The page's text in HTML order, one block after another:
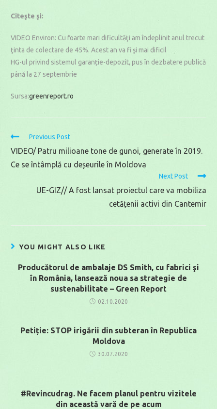
Citeşte şi:
VIDEO Environ: Cu foarte mari dificultăţi am îndeplinit anul trecut
ţinta de colectare de 45%. Acest an va fi şi mai dificil
HG-ul privind sistemul garanție-depozit, pus în dezbatere publică
până la 27 septembrie
Sursa:greenreport.ro
Read
more
articles
Previous Post
VIDEO/ Patru milioane tone de gunoi, generate în 2019.
Ce se întâmplă cu deșeurile în Moldova
Next Post
UE-GIZ// A fost lansat proiectul care va mobiliza
cetățenii activi din Cantemir
YOU MIGHT ALSO LIKE
Producătorul de ambalaje DS Smith, cu fabrici şi
în România, lansează noua sa strategie de
sustenabilitate – Green Report
02.10.2020
Petiție: STOP irigării din subteran în Republica
Moldova
30.07.2020
#Revincudrag. Ne facem planul pentru vizitele
din această vară de pe acum